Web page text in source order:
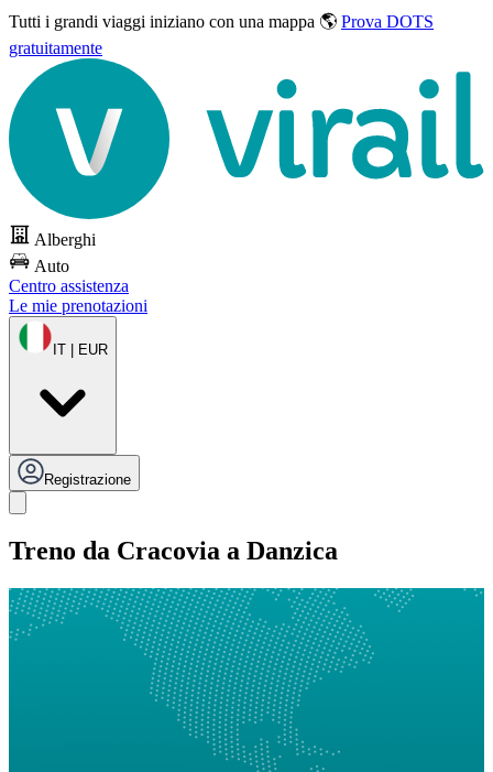
Tutti i grandi viaggi iniziano con una mappa 🌎 Prova DOTS
gratuitamente
Alberghi
Auto
Centro assistenza
Le mie prenotazioni
IT | EUR
Registrazione
Treno da Cracovia a Danzica